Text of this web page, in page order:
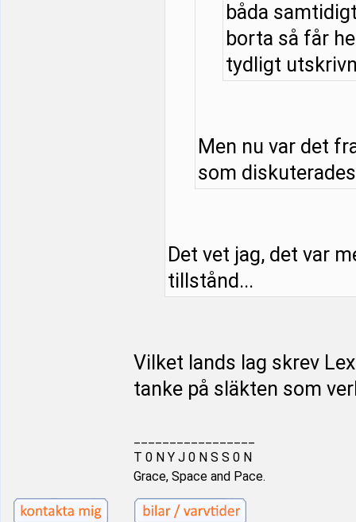
båda
borta så får
tydligt
Men nu var det
som
Det vet jag, det var
tillstånd...
Vilket lands lag skrev
tanke på släkten som
T 0 N Y J 0 N S S 0 N
Grace, Space and Pace.